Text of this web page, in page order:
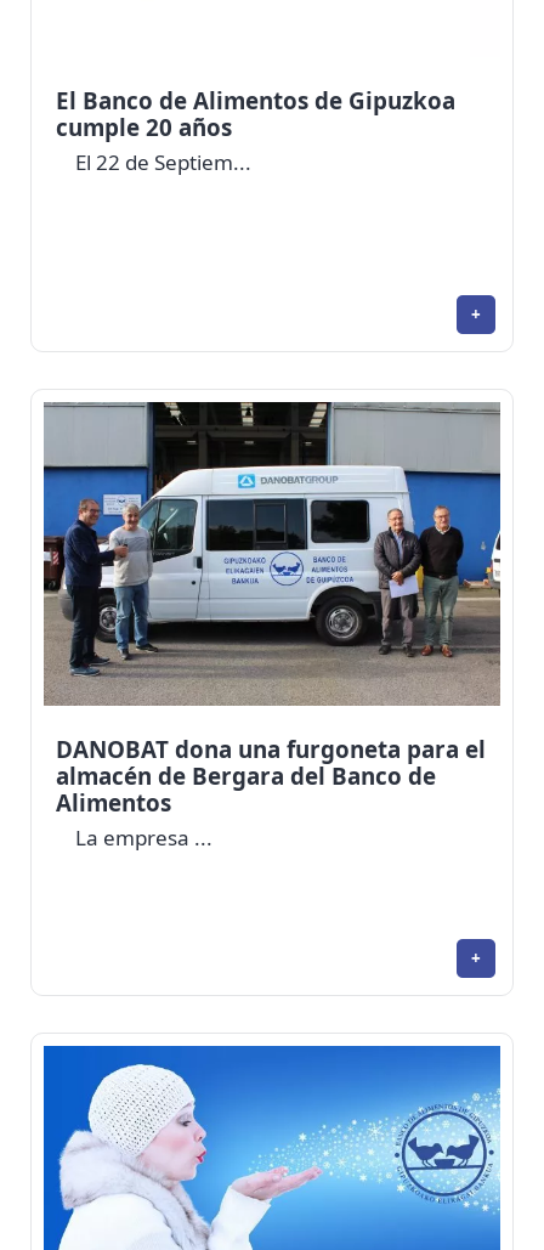
El Banco de Alimentos de Gipuzkoa
cumple 20 años
El 22 de Septiem...
+
DANOBAT dona una furgoneta para el
almacén de Bergara del Banco de
Alimentos
La empresa ...
+